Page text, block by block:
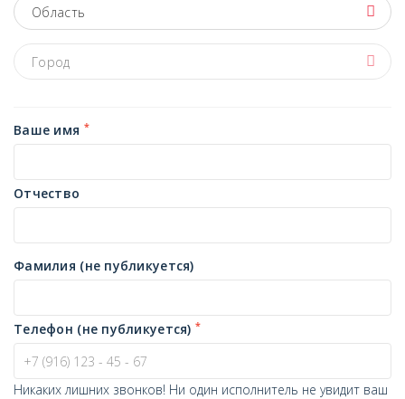
Область
Город
Ваше имя *
Отчество
Фамилия (не публикуется)
Телефон (не публикуется) *
Никаких лишних звонков! Ни один исполнитель не увидит ваш